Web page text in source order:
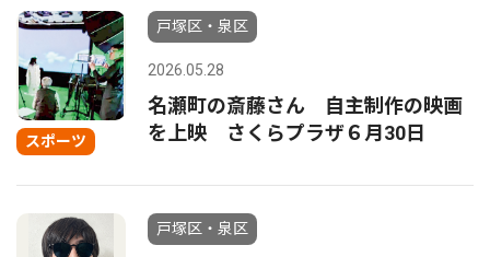
スポーツ
戸塚区・泉区
2026.05.28
名瀬町の斎藤さん 自主制作の映画
を上映 さくらプラザ６月30日
戸塚区・泉区